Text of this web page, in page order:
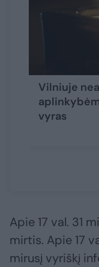
Vilniuje
vyras
Apie 17 val. 31
mirtis. Apie 17
mirusį vyriškį